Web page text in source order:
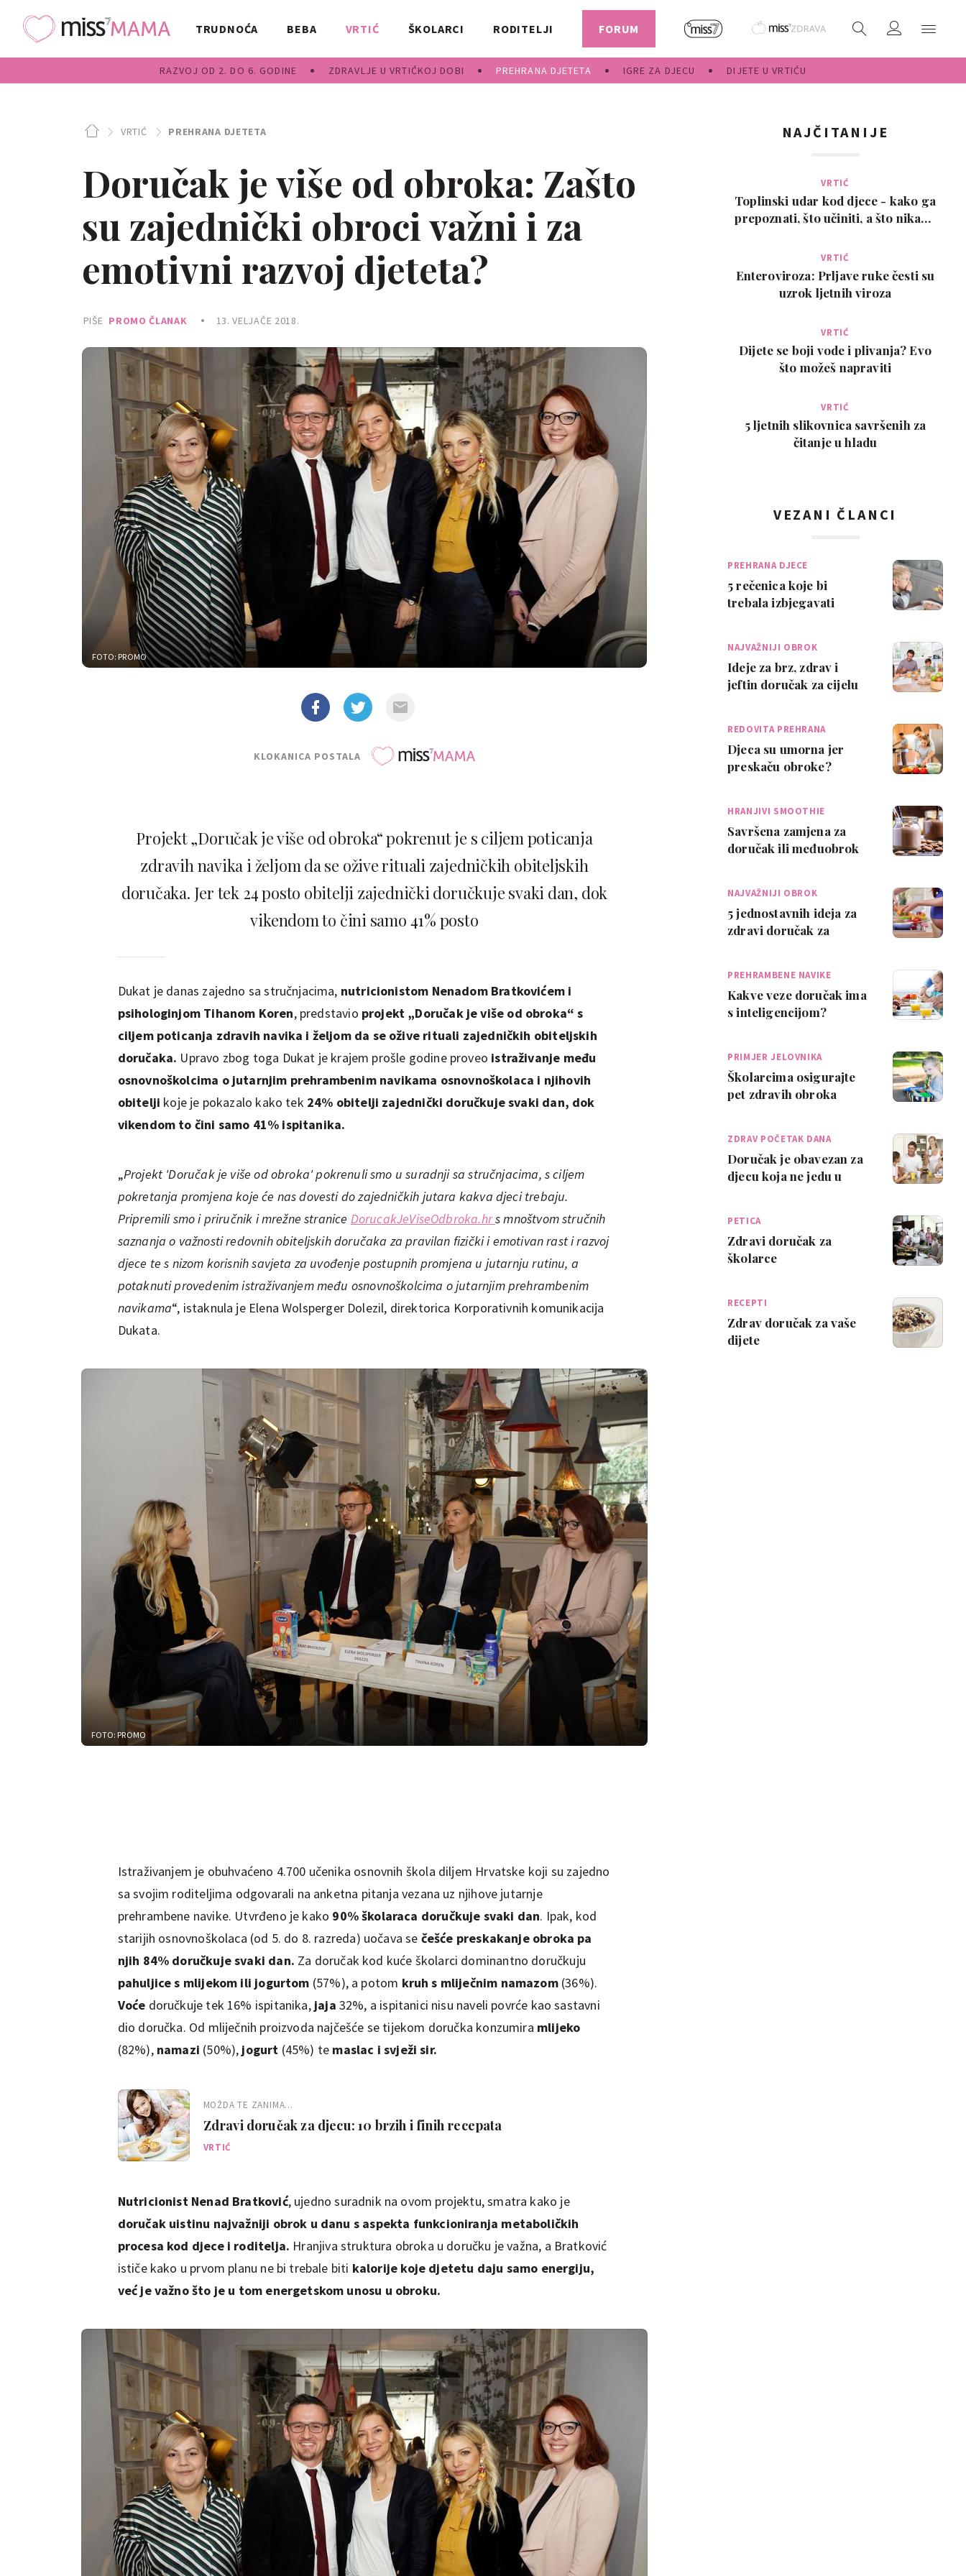
TRUDNOĆA BEBA VRTIĆ
RAZVOJ OD 2. DO 6. GODINE ZDRAVLJE U VRTIĆKOJ DOBI PREHRANA DJETETA IGRE ZA DJECU DIJETE U VRTIĆU
ŠKOLARCI RODITELJI FORUM
VRTIĆ PREHRANA DJETETA
Doručak je više od obroka: Zašto
su zajednički obroci važni i za
emotivni razvoj djeteta?
PIŠE PROMO ČLANAK 13. VELJAČE 2018.
FOTO: PROMO
KLOKANICA POSTALA
Projekt „Doručak je više od obroka“ pokrenut je s ciljem poticanja
zdravih navika i željom da se ožive rituali zajedničkih obiteljskih
doručaka. Jer tek 24 posto obitelji zajednički doručkuje svaki dan, dok
vikendom to čini samo 41% posto
Dukat je danas zajedno sa stručnjacima, nutricionistom Nenadom Bratkovićem i
psihologinjom Tihanom Koren, predstavio projekt „Doručak je više od obroka“ s
ciljem poticanja zdravih navika i željom da se ožive rituali zajedničkih obiteljskih
doručaka. Upravo zbog toga Dukat je krajem prošle godine proveo istraživanje među
osnovnoškolcima o jutarnjim prehrambenim navikama osnovnoškolaca i njihovih
obitelji koje je pokazalo kako tek 24% obitelji zajednički doručkuje svaki dan, dok
vikendom to čini samo 41% ispitanika.
„Projekt 'Doručak je više od obroka' pokrenuli smo u suradnji sa stručnjacima, s ciljem
pokretanja promjena koje će nas dovesti do zajedničkih jutara kakva djeci trebaju.
Pripremili smo i priručnik i mrežne stranice DorucakJeViseOdbroka.hrs mnoštvom stručnih
saznanja o važnosti redovnih obiteljskih doručaka za pravilan fizički i emotivan rast i razvoj
djece te s nizom korisnih savjeta za uvođenje postupnih promjena u jutarnju rutinu, a
potaknuti provedenim istraživanjem među osnovnoškolcima o jutarnjim prehrambenim
navikama“, istaknula je Elena Wolsperger Dolezil, direktorica Korporativnih komunikacija
Dukata.
FOTO: PROMO
Istraživanjem je obuhvaćeno 4.700 učenika osnovnih škola diljem Hrvatske koji su zajedno
sa svojim roditeljima odgovarali na anketna pitanja vezana uz njihove jutarnje
prehrambene navike. Utvrđeno je kako 90% školaraca doručkuje svaki dan. Ipak, kod
starijih osnovnoškolaca (od 5. do 8. razreda) uočava se češće preskakanje obroka pa
njih 84% doručkuje svaki dan. Za doručak kod kuće školarci dominantno doručkuju
pahuljice s mlijekom ili jogurtom (57%), a potom kruh s mliječnim namazom(36%).
Voće doručkuje tek 16% ispitanika, jaja 32%, a ispitanici nisu naveli povrće kao sastavni
dio doručka. Od mliječnih proizvoda najčešće se tijekom doručka konzumira mlijeko
(82%), namazi (50%), jogurt (45%) te maslac i svježi sir.
MOŽDA TE ZANIMA...
Zdravi doručak za djecu: 10 brzih i finih recepata
VRTIĆ
Nutricionist Nenad Bratković, ujedno suradnik na ovom projektu, smatra kako je
doručak uistinu najvažniji obrok u danu s aspekta funkcioniranja metaboličkih
procesa kod djece i roditelja. Hranjiva struktura obroka u doručku je važna, a Bratković
ističe kako u prvom planu ne bi trebale biti kalorije koje djetetu daju samo energiju,
već je važno što je u tom energetskom unosu u obroku.
NAJČITANIJE
VRTIĆ
Toplinski udar kod djece - kako ga
prepoznati, što učiniti, a što nikako
VRTIĆ
Enteroviroza: Prljave ruke česti su
uzrok ljetnih viroza
VRTIĆ
Dijete se boji vode i plivanja? Evo
što možeš napraviti
VRTIĆ
5 ljetnih slikovnica savršenih za
čitanje u hladu
VEZANI ČLANCI
PREHRANA DJECE
5 rečenica koje bi
trebala izbjegavati
NAJVAŽNIJI OBROK
Ideje za brz, zdrav i
jeftin doručak za cijelu
REDOVITA PREHRANA
Djeca su umorna jer
preskaču obroke?
HRANJIVI SMOOTHIE
Savršena zamjena za
doručak ili međuobrok
NAJVAŽNIJI OBROK
5 jednostavnih ideja za
zdravi doručak za
PREHRAMBENE NAVIKE
Kakve veze doručak ima
s inteligencijom?
PRIMJER JELOVNIKA
Školarcima osigurajte
pet zdravih obroka
ZDRAV POČETAK DANA
Doručak je obavezan za
djecu koja ne jedu u
PETICA
Zdravi doručak za
školarce
RECEPTI
Zdrav doručak za vaše
dijete